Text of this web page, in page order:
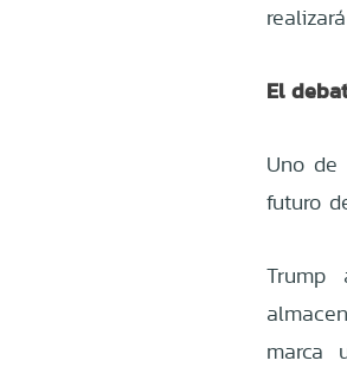
El
Uno de
futuro
Trump
marca